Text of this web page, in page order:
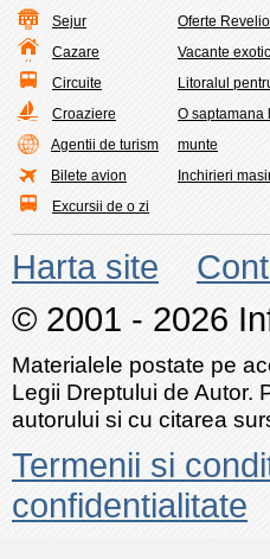
Sejur
Cazare
Circuite
Croaziere
Agentii de turism
Bilete avion
Excursii de o zi
Oferte
Vacante
Litoralul
O saptamana
munte
Inchirieri
Harta site
© 2001 - 2026
Materialele postate pe
Legii Dreptului de Autor.
autorului si cu citarea
Termenii si
confidentialitate